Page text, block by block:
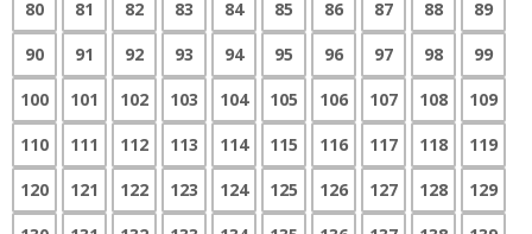
80
81 82 83 84 85 86 87 88
89
90
91 92 93 94 95 96 97 98
99
100
101 102 103 104 105 106 107 108
109
110
111 112 113 114 115 116 117 118
119
120
121 122 123 124 125 126 127 128
129